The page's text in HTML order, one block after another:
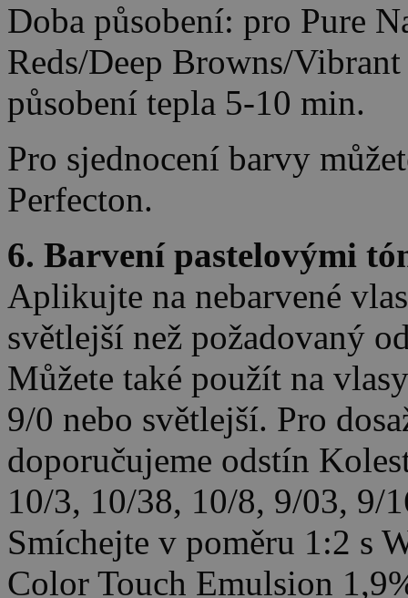
Doba působení: pro Pure
Reds/Deep Browns/
působení tepla 5-10 min.
Pro sjednocení barvy
Perfecton.
6. Barvení pastelovými
Aplikujte na nebarvené
světlejší než požadovaný
Můžete také použít na
9/0 nebo světlejší. Pro
doporučujeme odstín
10/3, 10/38, 10/8, 9/03, 9/
Smíchejte v poměru 1:2 s
Color Touch Emulsion